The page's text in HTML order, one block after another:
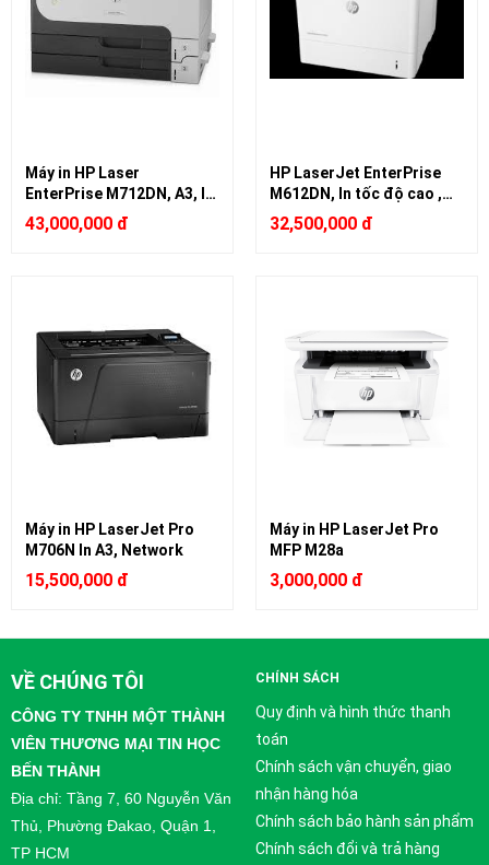
Máy in HP Laser
EnterPrise M712DN, A3, In
duplex, Network
43,000,000 đ
HP LaserJet EnterPrise
M612DN, In tốc độ cao ,
Duplex, Network
32,500,000 đ
Máy in HP LaserJet Pro
M706N In A3, Network
15,500,000 đ
Máy in HP LaserJet Pro
MFP M28a
3,000,000 đ
VỀ CHÚNG TÔI
CÔNG TY TNHH MỘT THÀNH
VIÊN THƯƠNG MẠI TIN HỌC
BẾN THÀNH
Địa chỉ: Tầng 7, 60 Nguyễn Văn
Thủ, Phường Đakao, Quận 1,
TP HCM
CHÍNH SÁCH
Quy định và hình thức thanh
toán
Chính sách vận chuyển, giao
nhận hàng hóa
Chính sách bảo hành sản phẩm
Chính sách đổi và trả hàng